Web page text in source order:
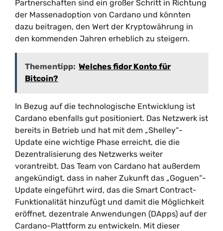
Partnerschaften sind ein großer Schritt in Richtung
der Massenadoption von Cardano und könnten
dazu beitragen, den Wert der Kryptowährung in
den kommenden Jahren erheblich zu steigern.
Thementipp: Welches fidor Konto für
Bitcoin?
In Bezug auf die technologische Entwicklung ist
Cardano ebenfalls gut positioniert. Das Netzwerk ist
bereits in Betrieb und hat mit dem „Shelley“-
Update eine wichtige Phase erreicht, die die
Dezentralisierung des Netzwerks weiter
vorantreibt. Das Team von Cardano hat außerdem
angekündigt, dass in naher Zukunft das „Goguen“-
Update eingeführt wird, das die Smart Contract-
Funktionalität hinzufügt und damit die Möglichkeit
eröffnet, dezentrale Anwendungen (DApps) auf der
Cardano-Plattform zu entwickeln. Mit dieser